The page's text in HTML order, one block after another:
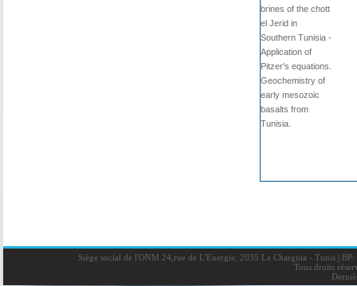
brines of the chott
el Jerid in
Southern Tunisia -
Application of
Pitzer's equations.
Geochemistry of
early mesozoic
basalts from
Tunisia.
Siège social de l'ONM 24,rue de L'Energie, 2035 La Charguia - Tunis |BP:
Tous droits